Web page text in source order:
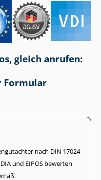
gleich anrufen:
Formular
nach DIN 17024
und EIPOS bewerten